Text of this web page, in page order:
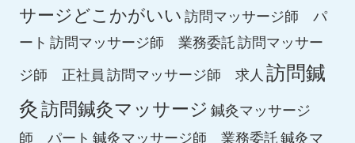
サージどこかがいい 訪問マッサージ師 パ
ート 訪問マッサージ師 業務委託訪問マッサー
ジ師 正社員 訪問マッサージ師 求人 訪問鍼
灸訪問鍼灸マッサージ 鍼灸マッサージ
師 パート 鍼灸マッサージ師 業務委託鍼灸マ